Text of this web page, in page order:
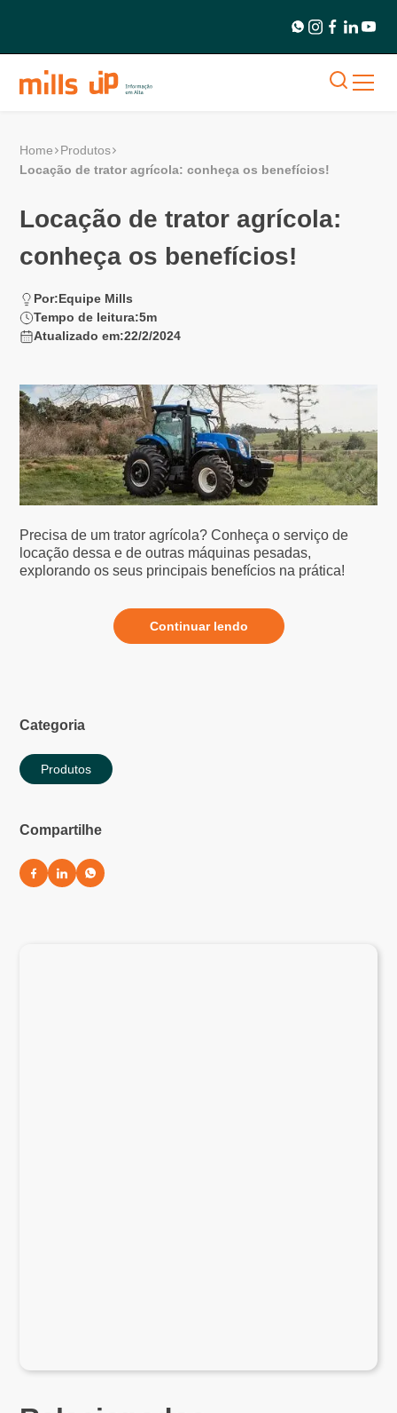
Home
Produtos
Locação de trator agrícola: conheça os benefícios!
Locação de trator agrícola:
conheça os benefícios!
Por:Equipe Mills
Tempo de leitura:5m
Atualizado em:22/2/2024
Categoria
Produtos
Compartilhe
Precisa de um trator agrícola? Conheça o serviço de
locação dessa e de outras máquinas pesadas,
explorando os seus principais benefícios na prática!
Continuar lendo